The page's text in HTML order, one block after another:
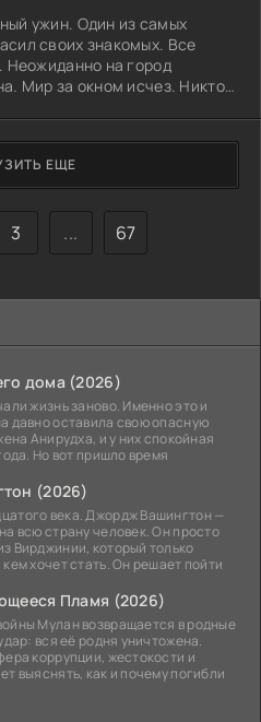
ужин. Один из самых
своих знакомых. Все
Неожиданно на город
Мир за окном исчез. Никто
с запасом еды и воды. Все
люк. Они попали в бетонный
– понять, что снаружи. Но
Они поняли: в бункере
ЕЩЕ
3 ... 67
дома (2026)
жизнь заново. Именно это и
давно оставила свою опасную
Анирудха, и у них спокойная
Но вот пришло время
(2026)
века. Джордж Вашингтон —
всю страну человек. Он просто
Вирджинии, который только
хочет стать. Он решает пойти
Пламя (2026)
Мулан возвращается в родные
вся её родня уничтожена.
коррупции, жестокости и
выяснять, как и почему погибли